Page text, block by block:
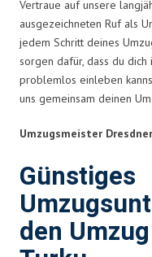
Vertraue auf unsere
ausgezeichneten Ruf als
jedem Schritt deines
sorgen dafür, dass du
problemlos einleben
uns gemeinsam deinen
Umzugsmeister
Günstiges
den